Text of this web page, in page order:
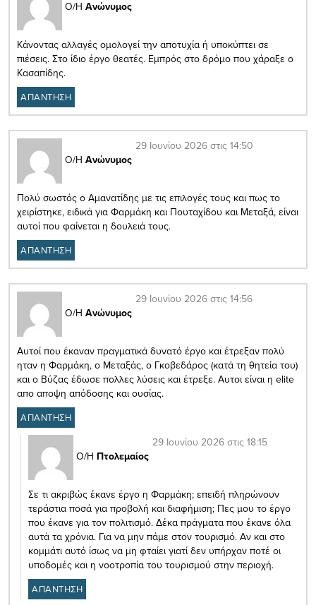
Ο/Η Ανώνυμος
Κάνοντας αλλαγές ομολογεί την αποτυχία ή υποκύπτει σε
πιέσεις. Στο ίδιο έργο θεατές. Εμπρός στο δρόμο που χάραξε ο
Κασαπίδης.
ΑΠΑΝΤΗΣΗ
Ο/Η Ανώνυμος
29 Ιουνίου 2026 στις 14:50
Πολύ σωστός ο Αμανατίδης με τις επιλογές τους και πως το
χειρίστηκε, ειδικά για Φαρμάκη και Πουταχίδου και Μεταξά, είναι
αυτοί που φαίνεται η δουλειά τους.
ΑΠΑΝΤΗΣΗ
Ο/Η Ανώνυμος
29 Ιουνίου 2026 στις 14:56
Αυτοί που έκαναν πραγματικά δυνατό έργο και έτρεξαν πολύ
ηταν η Φαρμάκη, ο Μεταξάς, ο Γκοβεδάρος (κατά τη θητεία του)
και ο Βύζας έδωσε πολλες λύσεις και έτρεξε. Αυτοι είναι η elite
απο αποψη απόδοσης και ουσίας.
ΑΠΑΝΤΗΣΗ
Ο/Η Πτολεμαίος
29 Ιουνίου 2026 στις 18:15
Σε τι ακριβώς έκανε έργο η Φαρμάκη; επειδή πληρώνουν
τεράστια ποσά για προβολή και διαφήμιση; Πες μου το έργο
που έκανε για τον πολιτισμό. Δέκα πράγματα που έκανε όλα
αυτά τα χρόνια. Για να μην πάμε στον τουρισμό. Αν και στο
κομμάτι αυτό ίσως να μη φταίει γιατί δεν υπήρχαν ποτέ οι
υποδομές και η νοοτροπία του τουρισμού στην περιοχή.
ΑΠΑΝΤΗΣΗ